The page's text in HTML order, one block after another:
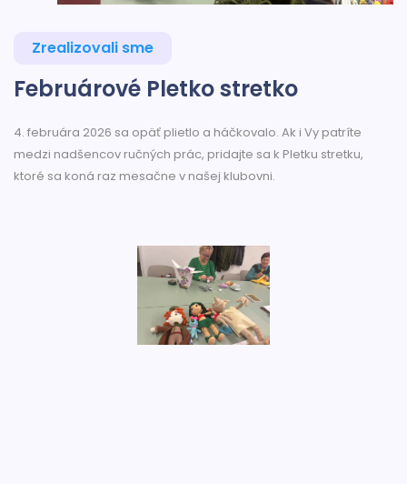
Zrealizovali sme
Februárové Pletko stretko
4. februára 2026 sa opäť plietlo a háčkovalo. Ak i Vy patríte
medzi nadšencov ručných prác, pridajte sa k Pletku stretku,
ktoré sa koná raz mesačne v našej klubovni.